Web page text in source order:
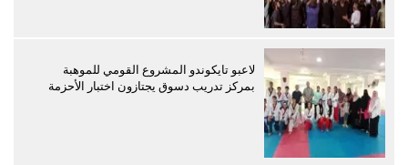
لاعبو تايكوندو المشروع القومي للموهبة
بمركز تدريب دسوق يجتازون اختبار الأحزمة